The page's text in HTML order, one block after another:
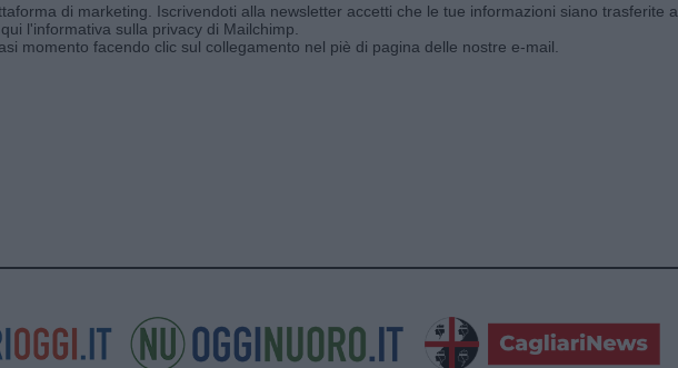
di marketing. Iscrivendoti alla newsletter accetti che le tue informazioni siano trasferite a
l'informativa sulla privacy di Mailchimp
momento facendo clic sul collegamento nel piè di pagina delle nostre e-mail.